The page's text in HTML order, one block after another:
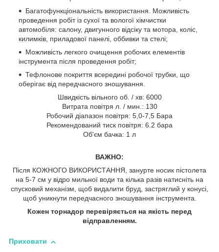
Багатофункціональність використання. Можливість
проведення робіт із сухої та вологої хімчистки
автомобіля: салону, двигунного відсіку та мотора, коліс,
килимків, приладової панелі, оббивки та стелі;
Можливість легкого очищення робочих елементів
інструмента після проведення робіт;
Тефлонове покриття всередині робочої трубки, що
оберігає від передчасного зношування.
Швидкість вільного об. / хв: 6000
Витрата повітря л. / мин.: 130
Робочий діапазон повітря: 5,0-7,5 Бара
Рекомендований тиск повітря: 6.2 бара
Об'єм бачка: 1 л
ВАЖНО:
Після КОЖНОГО ВИКОРИСТАННЯ, занурте носик пістолета
на 5-7 см у відро мильної води та кілька разів натисніть на
спусковий механізм, щоб видалити бруд, застряглий у конусі,
щоб уникнути передчасного зношування інструмента.
Кожен торнадор перевіряється на якість перед
відправленням.
Приховати